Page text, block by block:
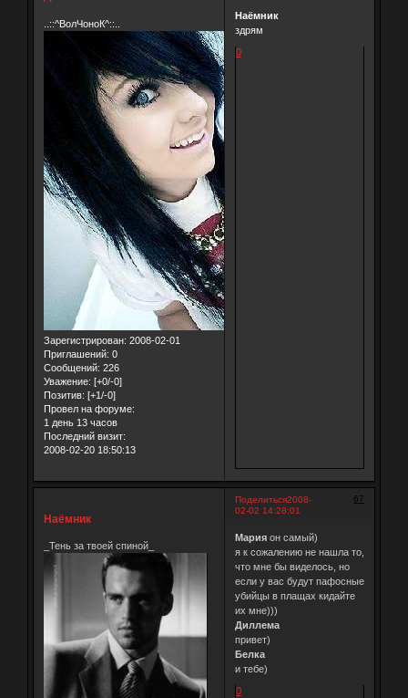
..::^ВолЧоноК^::..
Зарегистрирован: 2008-02-01
Приглашений: 0
Сообщений: 226
Уважение: [+0/-0]
Позитив: [+1/-0]
Провел на форуме:
1 день 13 часов
Последний визит:
2008-02-20 18:50:13
Наёмник
здрям
0
Поделиться 67
2008-
02-02 14:28:01
Наёмник
_Тень за твоей спиной_
Марияон самый)
я к сожалению не нашла то,
что мне бы виделось, но
если у вас будут пафосные
убийцы в плащах кидайте
их мне)))
Диллема
привет)
Белка
и тебе)
0